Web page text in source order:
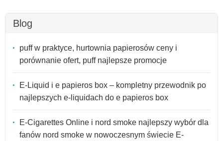
Blog
puff w praktyce, hurtownia papierosów ceny i
porównanie ofert, puff najlepsze promocje
E-Liquid i e papieros box – kompletny przewodnik po
najlepszych e-liquidach do e papieros box
E-Cigarettes Online i nord smoke najlepszy wybór dla
fanów nord smoke w nowoczesnym świecie E-